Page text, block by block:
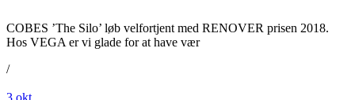
COBES ’The Silo’ løb velfortjent med RENOVER prisen 2018.
Hos VEGA er vi glade for at have vær
/
3 okt